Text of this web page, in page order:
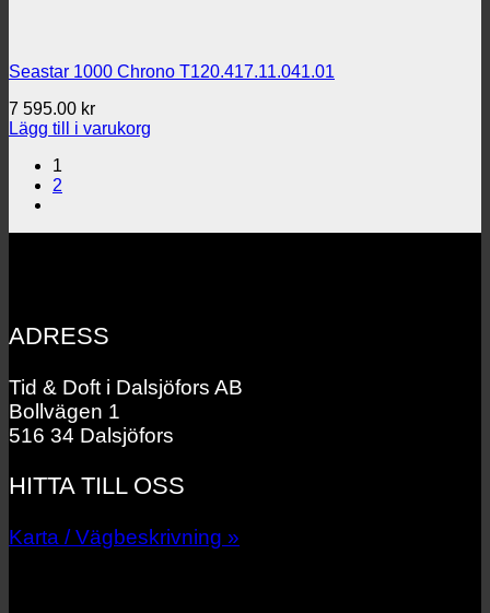
Seastar 1000 Chrono T120.417.11.041.01
7 595.00 kr
Lägg till i varukorg
1
2
ADRESS
Tid & Doft i Dalsjöfors AB
Bollvägen 1
516 34 Dalsjöfors
HITTA TILL OSS
Karta / Vägbeskrivning »